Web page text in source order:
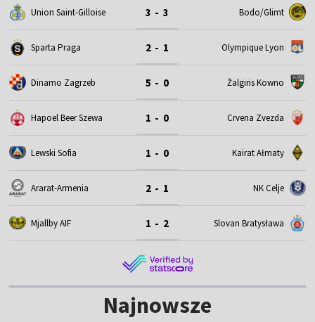
Union Saint-Gilloise 3 - 3 Bodo/Glimt
Sparta Praga 2 - 1 Olympique Lyon
Dinamo Zagrzeb 5 - 0 Żalgiris Kowno
Hapoel Beer Szewa 1 - 0 Crvena Zvezda
Lewski Sofia 1 - 0 Kairat Ałmaty
Ararat-Armenia 2 - 1 NK Celje
Mjallby AIF 1 - 2 Slovan Bratysława
Najnowsze